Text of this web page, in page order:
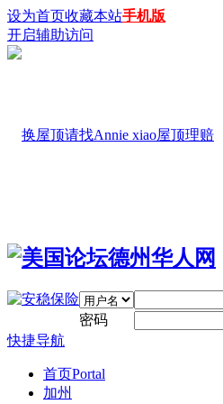
设为首页收藏本站手机版
开启辅助访问
密码
快捷导航
首页Portal
加州